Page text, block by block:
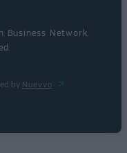
Business Network
by Nuevvo